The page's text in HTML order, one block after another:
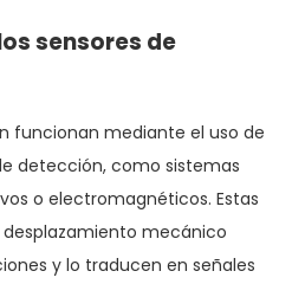
sensores de
funcionan mediante el uso de
detección, como sistemas
o electromagnéticos. Estas
mecánico
y lo traducen en señales